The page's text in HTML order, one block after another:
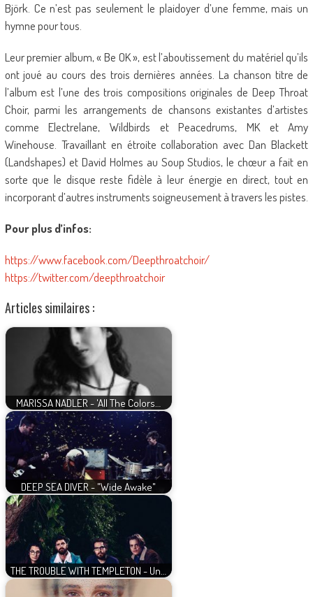
Björk. Ce n’est pas seulement le plaidoyer d’une femme, mais un
hymne pour tous.
Leur premier album, « Be OK », est l’aboutissement du matériel qu’ils
ont joué au cours des trois dernières années. La chanson titre de
l’album est l’une des trois compositions originales de Deep Throat
Choir, parmi les arrangements de chansons existantes d’artistes
comme Electrelane, Wildbirds et Peacedrums, MK et Amy
Winehouse. Travaillant en étroite collaboration avec Dan Blackett
(Landshapes) et David Holmes au Soup Studios, le chœur a fait en
sorte que le disque reste fidèle à leur énergie en direct, tout en
incorporant d’autres instruments soigneusement à travers les pistes.
Pour plus d’infos:
https://www.facebook.com/Deepthroatchoir/
https://twitter.com/deepthroatchoir
Articles similaires :
MARISSA NADLER - 'All The Colors…
DEEP SEA DIVER - "Wide Awake"
THE TROUBLE WITH TEMPLETON - Un…